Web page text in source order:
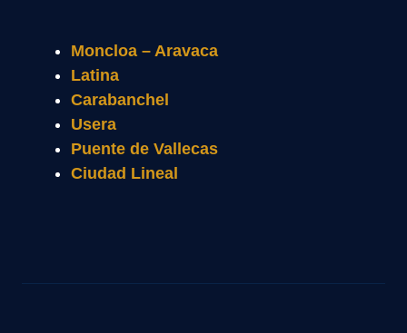
Moncloa – Aravaca
Latina
Carabanchel
Usera
Puente de Vallecas
Ciudad Lineal